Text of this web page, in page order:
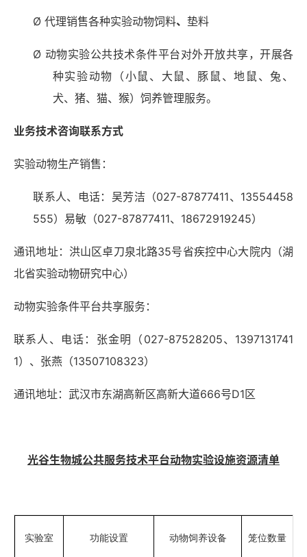
Ø 代理销售各种实验动物饲料、 垫料
Ø 动物实验公共技术条件平台对外开放共享，开展各
种实验动物（小鼠、大鼠、豚鼠、地鼠、兔、
犬、猪、猫、猴）饲养管理服务。
业务技术咨询联系方式
实验动物生产销售：
联系人、电话：吴芳洁（027-87877411、13554458
555）易敏（027-87877411、18672919245）
通讯地址：洪山区卓刀泉北路35号省疾控中心大院内（湖
北省实验动物研究中心）
动物实验条件平台共享服务：
联系人、电话：张金明（ 027-87528205、1397131741
1）、张燕（13507108323）
通讯地址：武汉市东湖高新区高新大道666号D1区
光谷生物城公共服务技术平台动物实验设施资源清单
实验室 功能设置 动物饲养设备 笼位数量